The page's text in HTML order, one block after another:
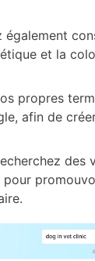
également
et la
propres
afin de